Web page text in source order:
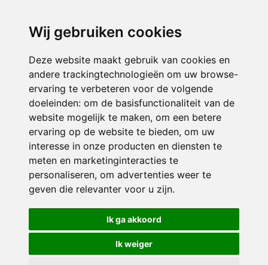
Wij gebruiken cookies
Deze website maakt gebruik van cookies en
andere trackingtechnologieën om uw browse-
ervaring te verbeteren voor de volgende
doeleinden: om de basisfunctionaliteit van de
website mogelijk te maken, om een betere
ervaring op de website te bieden, om uw
interesse in onze producten en diensten te
meten en marketinginteracties te
personaliseren, om advertenties weer te
geven die relevanter voor u zijn.
Ik ga akkoord
Ik weiger
ONDERDEEL VAN
© 2026 Avonturijn | Alle rechten voorbehouden
Privacy policy|Disclaimer| Klachtenregeling|RSIN en Anbi
voorkeuren
Crealisatie The MindOffice